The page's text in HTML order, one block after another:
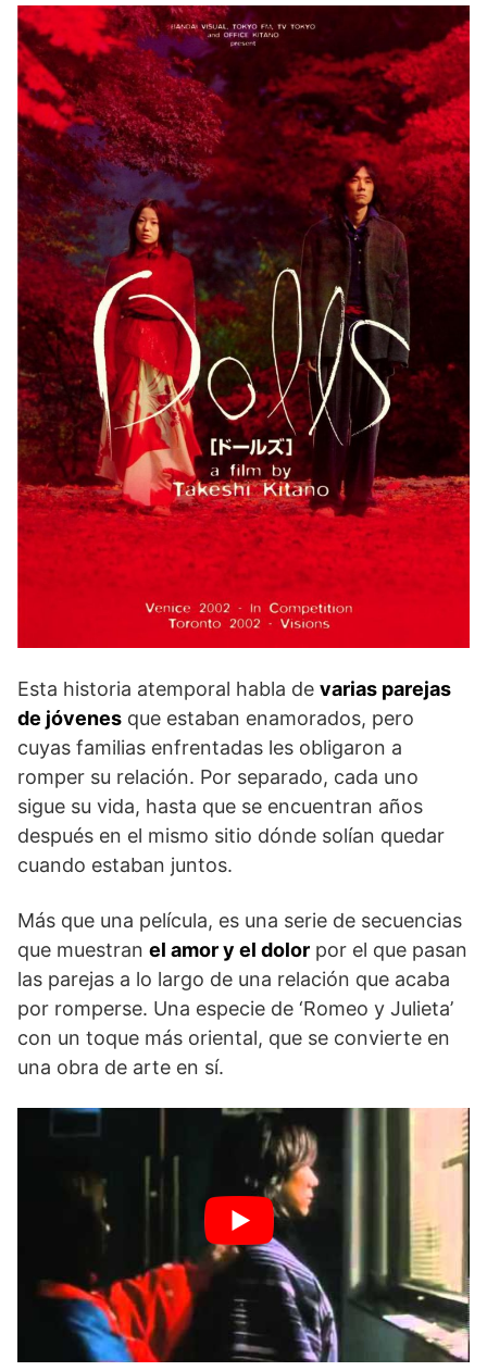
Esta historia atemporal habla de varias parejas
de jóvenes que estaban enamorados, pero
cuyas familias enfrentadas les obligaron a
romper su relación. Por separado, cada uno
sigue su vida, hasta que se encuentran años
después en el mismo sitio dónde solían quedar
cuando estaban juntos.
Más que una película, es una serie de secuencias
que muestran el amor y el dolor por el que pasan
las parejas a lo largo de una relación que acaba
por romperse. Una especie de ‘Romeo y Julieta’
con un toque más oriental, que se convierte en
una obra de arte en sí.